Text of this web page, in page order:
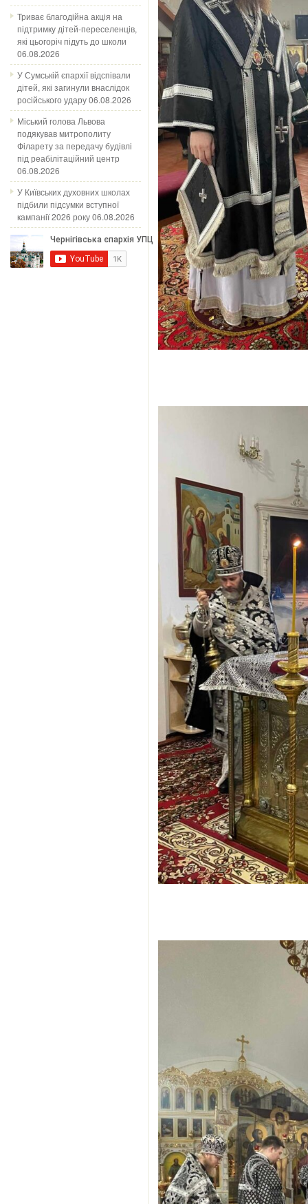
Триває благодійна акція на
підтримку дітей-переселенців,
які цьогоріч підуть до школи
06.08.2026
У Сумській єпархії відспівали
дітей, які загинули внаслідок
російського удару06.08.2026
Міський голова Львова
подякував митрополиту
Філарету за передачу будівлі
під реабілітаційний центр
06.08.2026
У Київських духовних школах
підбили підсумки вступної
кампанії 2026 року06.08.2026